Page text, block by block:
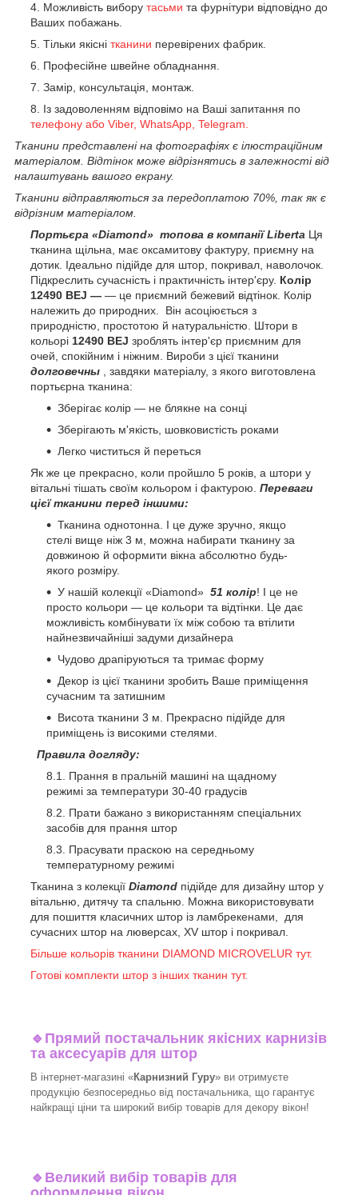
Можливість вибору тасьми та фурнітури відповідно до
Ваших побажань.
Тільки якісні тканини перевірених фабрик.
Професійне швейне обладнання.
Замір, консультація, монтаж.
Із задоволенням відповімо на Ваші запитання по
телефону або Viber, WhatsApp, Telegram.
Тканини представлені на фотографіях є ілюстраційним
матеріалом. Відтінок може відрізнятись в залежності від
налаштувань вашого екрану.
Тканини відправляються за передоплатою 70%, так як є
відрізним матеріалом.
Портьєра «Diamond» топова в компанії Liberta Ця
тканина щільна, має оксамитову фактуру, приємну на
дотик. Ідеально підійде для штор, покривал, наволочок.
Підкреслить сучасність і практичність інтер'єру. Колір
12490 BEJ — — це приємний бежевий відтінок. Колір
належить до природних. Він асоціюється з
природністю, простотою й натуральністю. Штори в
кольорі 12490 BEJ зроблять інтер'єр приємним для
очей, спокійним і ніжним. Вироби з цієї тканини
долговечны , завдяки матеріалу, з якого виготовлена
портьєрна тканина:
Зберігає колір — не блякне на сонці
Зберігають м'якість, шовковистість роками
Легко чиститься й переться
Як же це прекрасно, коли пройшло 5 років, а штори у
вітальні тішать своїм кольором і фактурою. Переваги
цієї тканини перед іншими:
Тканина однотонна. І це дуже зручно, якщо
стелі вище ніж 3 м, можна набирати тканину за
довжиною й оформити вікна абсолютно будь-
якого розміру.
У нашій колекції «Diamond» 51 колір! І це не
просто кольори — це кольори та відтінки. Це дає
можливість комбінувати їх між собою та втілити
найнезвичайніші задуми дизайнера
Чудово драпіруються та тримає форму
Декор із цієї тканини зробить Ваше приміщення
сучасним та затишним
Висота тканини 3 м. Прекрасно підійде для
приміщень із високими стелями.
Правила догляду:
Прання в пральній машині на щадному
режимі за температури 30-40 градусів
Прати бажано з використанням спеціальних
засобів для прання штор
Прасувати праскою на середньому
температурному режимі
Тканина з колекції Diamond підійде для дизайну штор у
вітальню, дитячу та спальню. Можна використовувати
для пошиття класичних штор із ламбрекенами, для
сучасних штор на люверсах, XV штор і покривал.
Більше кольорів тканини DIAMOND MICROVELUR тут.
Готові комплекти штор з інших тканин тут.
🔹 Прямий постачальник якісних карнизів
та аксесуарів для штор
В інтернет-магазині «Карнизний Гуру» ви отримуєте
продукцію безпосередньо від постачальника, що гарантує
найкращі ціни та широкий вибір товарів для декору вікон!​
🔹 Великий вибір товарів для